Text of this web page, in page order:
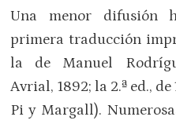
Una menor difusión
primera traducción
la de Manuel
Avrial, 1892; la 2.ª ed.,
Pi y Margall).